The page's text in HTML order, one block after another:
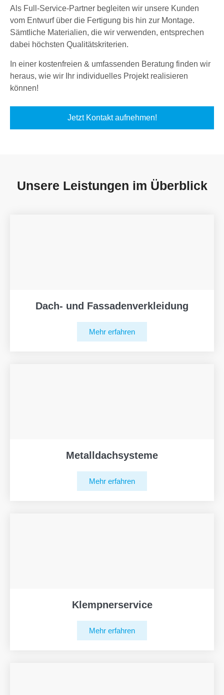
Als Full-Service-Partner begleiten wir unsere Kunden
vom Entwurf über die Fertigung bis hin zur Montage.
Sämtliche Materialien, die wir verwenden, entsprechen
dabei höchsten Qualitätskriterien.
In einer kostenfreien & umfassenden Beratung finden wir
heraus, wie wir Ihr individuelles Projekt realisieren
können!
Jetzt Kontakt aufnehmen!
Unsere Leistungen im Überblick
Dach- und Fassadenverkleidung
Mehr erfahren
Metalldachsysteme
Mehr erfahren
Klempnerservice
Mehr erfahren